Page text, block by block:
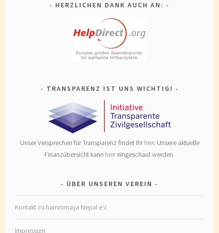
HERZLICHEN DANK AUCH AN:
TRANSPARENZ IST UNS WICHTIG!
Unser Versprechen für Transparenz findet Ihrhier. Unsere aktuelle
Finanzübersicht kann hiereingeschaut werden.
ÜBER UNSEREN VEREIN
Kontakt zu hamromaya Nepal e.V.
Impressum